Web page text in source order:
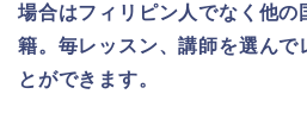
場合はフィリピン人でなく他の
籍。毎レッスン、講師を選んで
とができます。